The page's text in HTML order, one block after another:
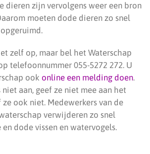
dieren zijn vervolgens weer een bron
moeten dode dieren zo snel
zelf op, maar bel het Waterschap
telefoonnummer 055-5272 272. U
ook online een melding doen.
niet aan, geef ze niet mee aan het
ook niet. Medewerkers van de
verwijderen zo snel
dode vissen en watervogels.